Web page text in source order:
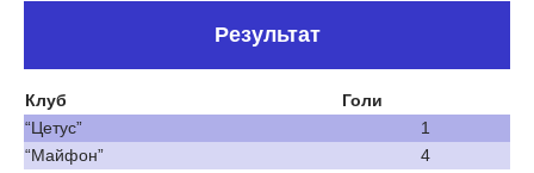
Результат
Клуб
Голи
“Цетус”
1
“Майфон”
4